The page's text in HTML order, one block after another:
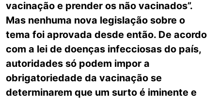
vacinação e prender os não vacinados”.
Mas nenhuma nova legislação sobre o
tema foi aprovada desde então. De acordo
com a lei de doenças infecciosas do país,
autoridades só podem impor a
obrigatoriedade da vacinação se
determinarem que um surto é iminente e